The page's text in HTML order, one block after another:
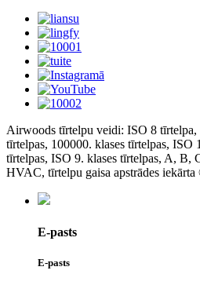
Airwoods tīrtelpu veidi: ISO 8 tīrtelpa,
tīrtelpas, 100000. klases tīrtelpas, ISO
tīrtelpas, ISO 9. klases tīrtelpas, A, B,
HVAC, tīrtelpu gaisa apstrādes
E-pasts
E-pasts